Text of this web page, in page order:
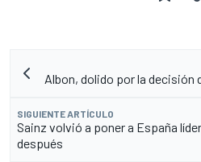
Albon, dolido por la decisión
SIGUIENTE ARTÍCULO
Sainz volvió a poner a España
después